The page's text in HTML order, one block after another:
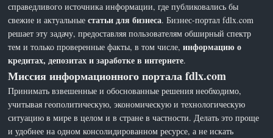
справедливого источника информации, где публиковались бы
свежие и актуальныестатьи для бизнеса. Бизнес-портал fdlx.com
решает эту задачу, предоставляя пользователям обширный спектр
тем и только проверенные факты, в том числе,информацию о
кредитах, депозитах и заработке в интернете.
Миссия информационного портала fdlx.com
Принимать взвешенные и обоснованные решения необходимо,
учитывая геополитическую, экономическую и технологическую
ситуацию в мире в целом и в стране в частности. Делать это проще
и удобнее на одном консолидированном ресурсе, а не искать